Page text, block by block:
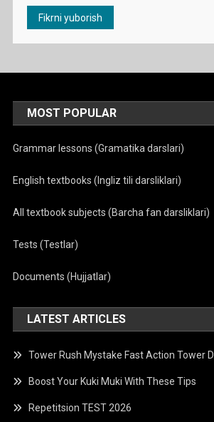
MOST POPULAR
Grammar lessons (Gramatika darslari)
English textbooks (Ingliz tili darsliklari)
All textbook subjects (Barcha fan darsliklari)
Tests (Testlar)
Documents (Hujjatlar)
LATEST ARTICLES
Tower Rush Mystake Fast Action Tower
Boost Your Kuki Muki With These Tips
Repetitsion TEST 2026